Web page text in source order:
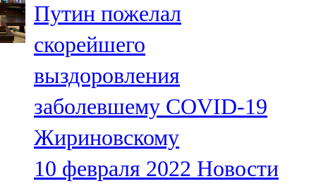
Путин пожелал
скорейшего
выздоровления
заболевшему COVID-19
Жириновскому
10 февраля 2022 Новости